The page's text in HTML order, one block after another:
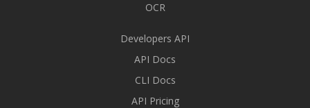
OCR
Developers API
API Docs
CLI Docs
API Pricing